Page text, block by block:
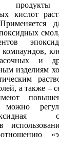
продукты
кислот
и
изделиям
а также –
можно